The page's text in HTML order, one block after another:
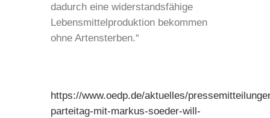
dadurch eine widerstandsfähige
Lebensmittelproduktion bekommen
ohne Artensterben.“
https://www.oedp.de/aktuelles/
parteitag-mit-markus-soeder-will-